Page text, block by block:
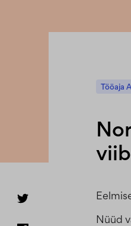
Tööaja
Nüüd